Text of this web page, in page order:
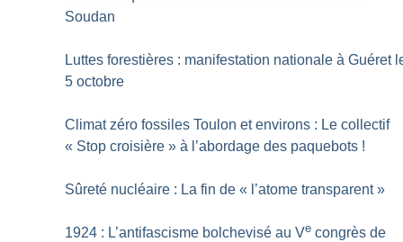
Soudan
Luttes forestières : manifestation nationale à Guéret
5 octobre
Climat zéro fossiles Toulon et environs : Le collectif
« Stop croisière » à l’abordage des paquebots !
Sûreté nucléaire : La fin de « l’atome transparent »
1924 : L’antifascisme bolchevisé au Ve congrès de